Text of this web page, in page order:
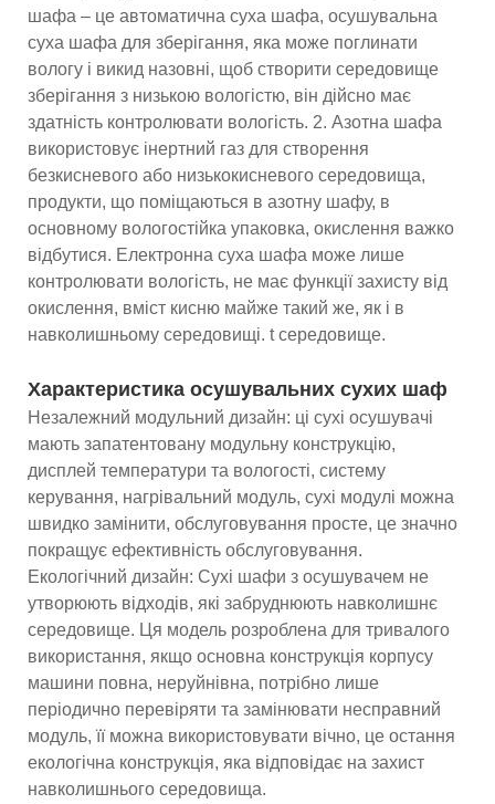
шафа – це автоматична суха шафа, осушувальна
суха шафа для зберігання, яка може поглинати
вологу і викид назовні, щоб створити середовище
зберігання з низькою вологістю, він дійсно має
здатність контролювати вологість. 2. Азотна шафа
використовує інертний газ для створення
безкисневого або низькокисневого середовища,
продукти, що поміщаються в азотну шафу, в
основному вологостійка упаковка, окислення важко
відбутися. Електронна суха шафа може лише
контролювати вологість, не має функції захисту від
окислення, вміст кисню майже такий же, як і в
навколишньому середовищі. t середовище.
Характеристика осушувальних сухих шаф
Незалежний модульний дизайн: ці сухі осушувачі
мають запатентовану модульну конструкцію,
дисплей температури та вологості, систему
керування, нагрівальний модуль, сухі модулі можна
швидко замінити, обслуговування просте, це значно
покращує ефективність обслуговування.
Екологічний дизайн: Сухі шафи з осушувачем не
утворюють відходів, які забруднюють навколишнє
середовище. Ця модель розроблена для тривалого
використання, якщо основна конструкція корпусу
машини повна, неруйнівна, потрібно лише
періодично перевіряти та замінювати несправний
модуль, її можна використовувати вічно, це остання
екологічна конструкція, яка відповідає на захист
навколишнього середовища.